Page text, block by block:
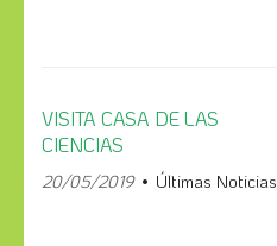
VISITA CASA DE LAS
CIENCIAS
20/05/2019 Últimas Noticias